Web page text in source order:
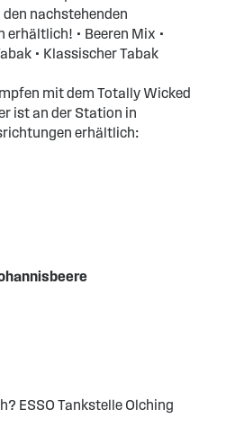
nachstehenden
• Beeren Mix •
• Klassischer Tabak
mit dem Totally Wicked
ist an der Station in
erhältlich:
ESSO Tankstelle Olching